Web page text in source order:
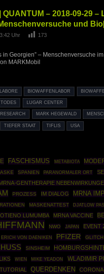
QUANTUM – 2018-09-29
und
Uhr 173
in Georgien” – Menschenversuche
MARKMobil
BIOWAFFENLABOR
LUGAR CENTER
MARK HEGEWALD
TIEFER STAAT TIFLIS USA
FASCHISMUS METABIOTA
SPANIEN PARANORMALER ORT
GENTHERAPIE
PROZESS IM DIALOG MRNA
MASKENATTEST DJATLOW
LUMUMBA MRNA VACCINE
NWO JAPAN EVENT
ERICH VON DAENIKEN PFIZER GLITCH
SINSHEIM
WIEN MIKE YEADON WLADIMIR
QUERDENKEN